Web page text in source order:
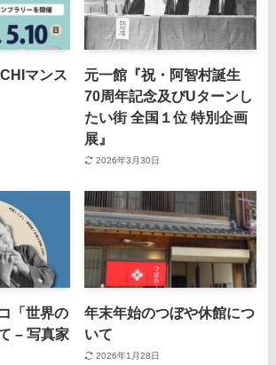
マンス
元一館『祝・阿智村誕生
70周年記念及びUターンし
たい街 全国１位 特別企画
展』
2026年3月30日
「世界の
– 写真家
年末年始のつぼや休館につ
いて
2026年1月28日